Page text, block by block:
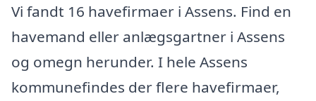
Vi fandt 16 havefirmaer i Assens. Find en
havemand eller anlægsgartner i Assens
og omegn herunder. I hele Assens
kommunefindes der flere havefirmaer,